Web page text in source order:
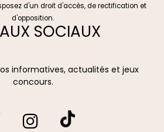
d'un droit d'accès, de rectification et
d'opposition.
SOCIAUX
informatives, actualités et jeux
concours.